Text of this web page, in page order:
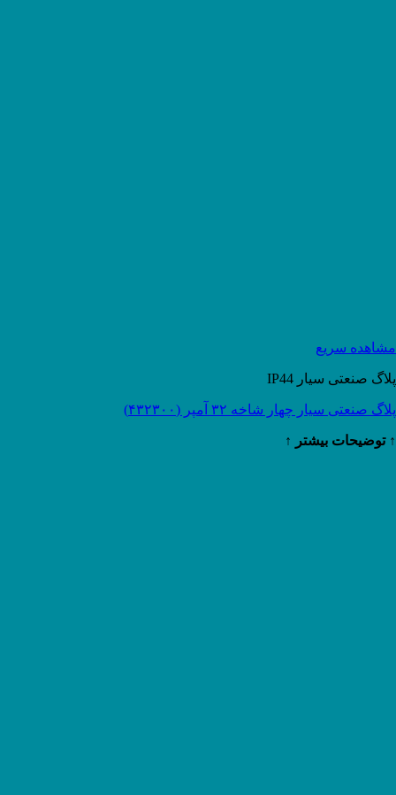
مشاهده سریع
پلاگ صنعتی سیار IP44
پلاگ صنعتی سیار چهار شاخه ۳۲ آمپر (۴۳۲۳۰۰)
↑ توضیحات بیشتر ↑